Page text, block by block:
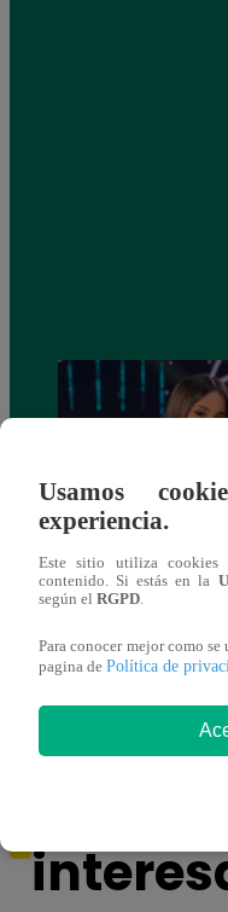
¡Imitadora de Laura
Usamos
experiencia.
Este sitio utiliza cookies
contenido. Si estás en la
según el RGPD.
Para conocer mejor como
pagina de Política de